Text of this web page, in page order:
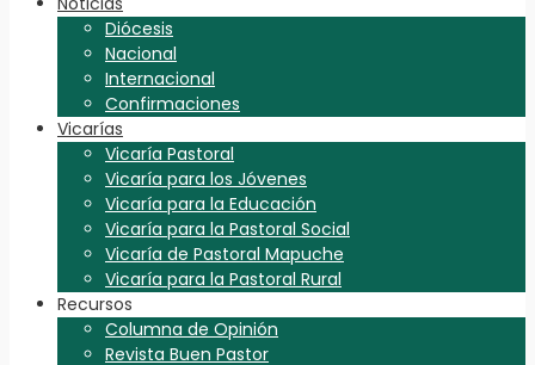
Diócesis
Nacional
Internacional
Confirmaciones
Vicarías
Vicaría Pastoral
Vicaría para los Jóvenes
Vicaría para la Educación
Vicaría para la Pastoral Social
Vicaría de Pastoral Mapuche
Vicaría para la Pastoral Rural
Recursos
Columna de Opinión
Revista Buen Pastor